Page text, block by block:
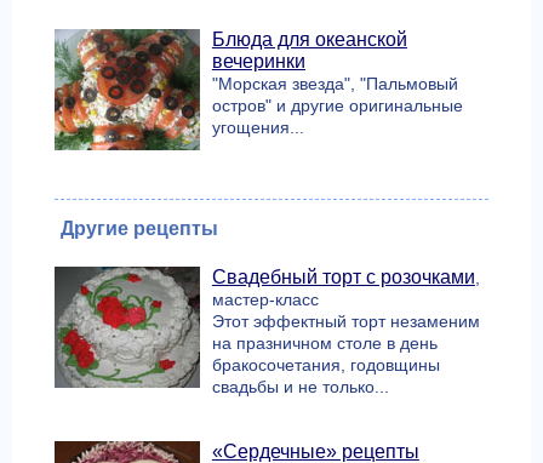
Блюда для океанской
вечеринки
"Морская звезда", "Пальмовый
остров" и другие оригинальные
угощения...
Другие рецепты
Свадебный торт с розочками
мастер-класс
Этот эффектный торт незаменим
на празничном столе в день
бракосочетания, годовщины
свадьбы и не только...
«Сердечные» рецепты